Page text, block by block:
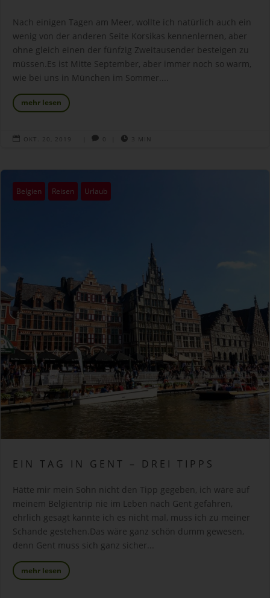
Nach einigen Tagen am Meer, wollte ich natürlich auch ein
wenig von der anderen Seite Korsikas kennenlernen, aber
ohne gleich einen der fünfzig Zweitausender besteigen zu
müssen.Es ist Mitte September, aber immer noch so warm,
wie bei uns in München im Sommer....
mehr lesen
 OKT. 20, 2019  0  3 MIN
Belgien Reisen Urlaub
EIN TAG IN GENT – DREI TIPPS
Hätte mir mein Sohn nicht den Tipp gegeben, ich wäre auf
meinem Belgientrip nie im Leben nach Gent gefahren,
ehrlich gesagt kannte ich es nicht mal, muss ich zu meiner
Schande gestehen.Das wäre ganz schön dumm gewesen,
denn Gent muss sich ganz sicher...
mehr lesen